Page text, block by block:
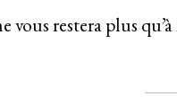
vous restera plus